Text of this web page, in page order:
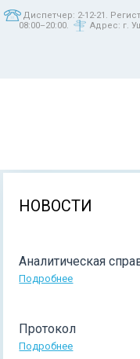
Диспетчер: 2-12-21.
08:00–20:00.
Адрес: г.
НОВОСТИ
Аналитическая
Подробнее
Протокол
Подробнее